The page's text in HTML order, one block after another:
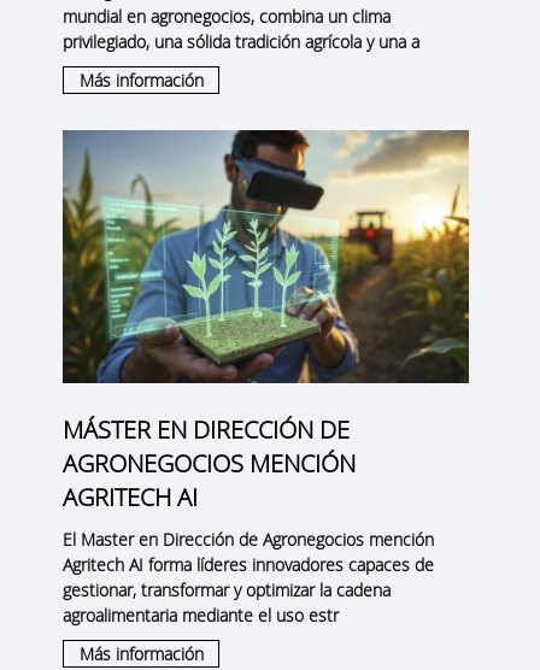
mundial en agronegocios, combina un clima
privilegiado, una sólida tradición agrícola y una a
Más información
MÁSTER EN DIRECCIÓN DE
AGRONEGOCIOS MENCIÓN
AGRITECH AI
El Master en Dirección de Agronegocios mención
Agritech AI forma líderes innovadores capaces de
gestionar, transformar y optimizar la cadena
agroalimentaria mediante el uso estr
Más información